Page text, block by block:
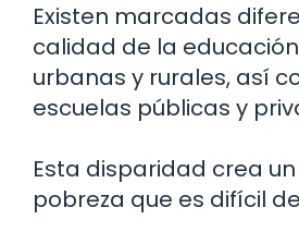
Existen marcadas
calidad de la
urbanas y rurales, así
escuelas públicas y
Esta disparidad crea
pobreza que es difícil